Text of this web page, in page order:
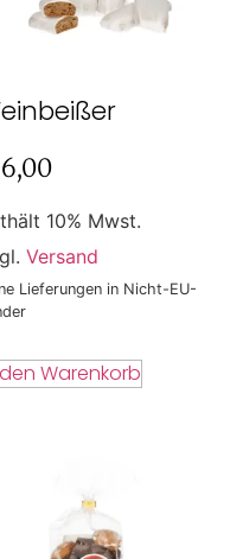
6,00
10% Mwst.
Versand
Lieferungen in Nicht-EU-
Warenkorb